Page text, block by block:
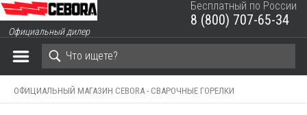
Официальный дилер
Бесплатный по России
8 (800) 707-65-34
ОФИЦИАЛЬНЫЙ МАГАЗИН CEBORA - СВАРОЧНЫЕ ГОРЕЛКИ
ЗАКРЫТЬ КОРЗИНУ